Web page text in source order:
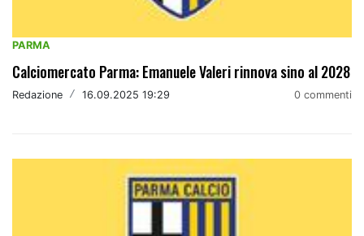
PARMA
Calciomercato Parma: Emanuele Valeri rinnova sino al 2028
Redazione / 16.09.2025 19:29 0 commenti